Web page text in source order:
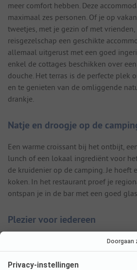
meer comfort hebben. Deze
maximaal zes personen. Of je op
tweetjes, met je gezin of met
reisgezelschap een geschikte
allemaal uitgerust met een goed
enkel de cottages beschikken over
douche. Het terras is de perfecte plek
en te genieten van de omliggende
drankje.
Natje en droogje op de
Een warme croissant bij het ontbijt,
lunch of een lokaal ingrediënt voor
de kruidenier op de camping. Je hoeft
koken. In het restaurant proef je
ontspan je in de bar met een goed
Plezier voor iedereen
Met het hele gezin geniet je van een
aquapark. De jonge gasten spetteren
de oudere kinderen van de glijbanen